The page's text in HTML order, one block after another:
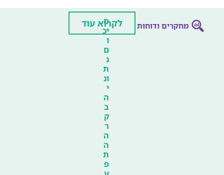
מחקרים ודוחות
ס
יכ
ו
ם
נ
ת
ונ
י
ה
ב
ק
ר
ה
ה
ת
פ
לקרוא עוד